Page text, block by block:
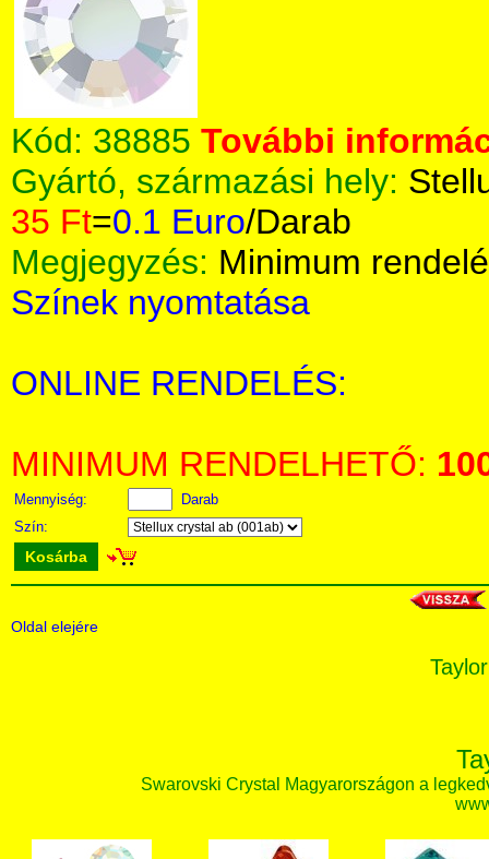
Kód: 38885 További
Gyártó, származási hely:
35 Ft=0.1 Euro/Darab
Megjegyzés: Minimum
Színek nyomtatása
ONLINE RENDELÉS:
MINIMUM RENDELHETŐ:
Mennyiség:
Darab
Szín:
Kosárba
Oldal elejére
Swarovski Crystal Magyarországon a